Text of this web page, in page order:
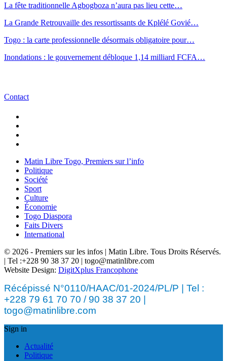
La fête traditionnelle Agbogboza n’aura pas lieu cette…
La Grande Retrouvaille des ressortissants de Kplélé Govié…
Togo : la carte professionnelle désormais obligatoire pour…
Inondations : le gouvernement débloque 1,14 milliard FCFA…
Contact
Matin Libre Togo, Premiers sur l’info
Politique
Société
Sport
Culture
Économie
Togo Diaspora
Faits Divers
International
© 2026 - Premiers sur les infos | Matin Libre. Tous Droits Réservés.
| Tel :+228 90 38 37 20 | togo@matinlibre.com
Website Design: DigitXplus Francophone
Récépissé N°0110/HAAC/01-2024/PL/P | Tel :
+228 79 61 70 70 / 90 38 37 20 |
togo@matinlibre.com
Sign in
Actualité
Politique